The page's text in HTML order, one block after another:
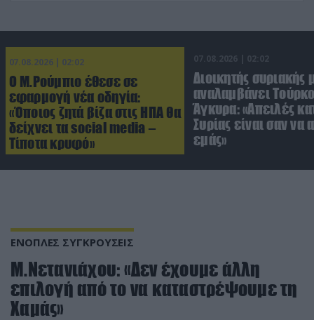
07.08.2026 | 02:02
Ο Μ.Ρούμπιο έθεσε σε
εφαρμογή νέα οδηγία:
«Όποιος ζητά βίζα στις ΗΠΑ θα
δείχνει τα social media –
Τίποτα κρυφό»
07.08.2026 | 02:02
Διοικητής συριακής
αναλαμβάνει
Άγκυρα: «Απειλές
Συρίας είναι σαν να
εμάς»
ΕΝΟΠΛΕΣ ΣΥΓΚΡΟΥΣΕΙΣ
Μ.Νετανιάχου: «Δεν έχουμε άλλη
επιλογή από το να καταστρέψουμε τη
Χαμάς»